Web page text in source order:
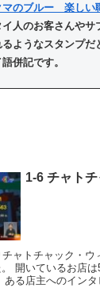
マのブルー 楽しい
イ人のお客さんやサ
るようなスタンプだ
語併記です。
1-6 チャト
ャトチャック・ウ
開いているお店
ある店主へのイン